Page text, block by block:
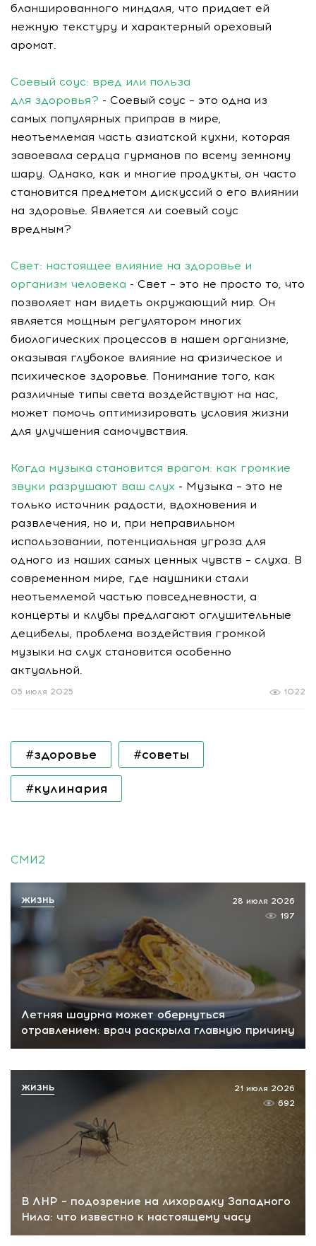
бланшированного миндаля, что придает ей
нежную текстуру и характерный ореховый
аромат.
Соевый соус: вред или польза
для здоровья? - Соевый соус – это одна из
самых популярных приправ в мире,
неотъемлемая часть азиатской кухни, которая
завоевала сердца гурманов по всему земному
шару. Однако, как и многие продукты, он часто
становится предметом дискуссий о его влиянии
на здоровье. Является ли соевый соус
вредным?
Свет: настоящее влияние на здоровье и
организм человека - Свет – это не просто то, что
позволяет нам видеть окружающий мир. Он
является мощным регулятором многих
биологических процессов в нашем организме,
оказывая глубокое влияние на физическое и
психическое здоровье. Понимание того, как
различные типы света воздействуют на нас,
может помочь оптимизировать условия жизни
для улучшения самочувствия.
Когда музыка становится врагом: как громкие
звуки разрушают ваш слух - Музыка – это не
только источник радости, вдохновения и
развлечения, но и, при неправильном
использовании, потенциальная угроза для
одного из наших самых ценных чувств – слуха. В
современном мире, где наушники стали
неотъемлемой частью повседневности, а
концерты и клубы предлагают оглушительные
децибелы, проблема воздействия громкой
музыки на слух становится особенно
актуальной.
1022
05 июля 2025
#здоровье #советы
#кулинария
СМИ2
Летняя шаурма может обернуться
отравлением: врач раскрыла главную причину
28 июля 2026
197
ЖИЗНЬ
В ЛНР – подозрение на лихорадку Западного
Нила: что известно к настоящему часу
21 июля 2026
692
ЖИЗНЬ